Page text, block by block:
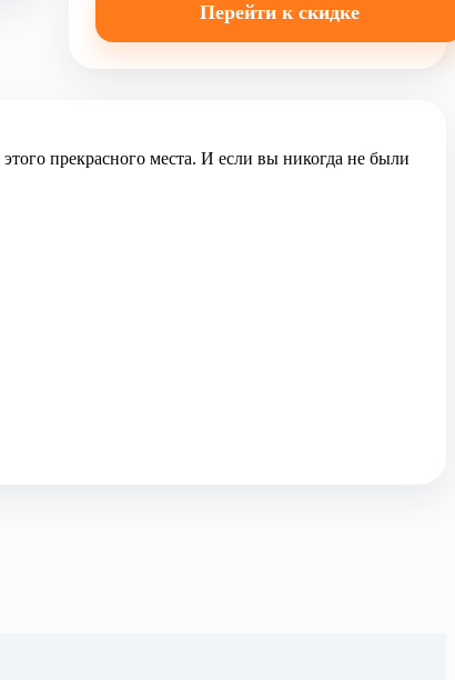
Перейти к скидке
прекрасного места. И если вы никогда не были